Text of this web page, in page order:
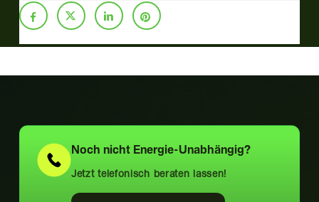
Noch nicht Energie-Unabhängig?
Jetzt telefonisch beraten lassen!